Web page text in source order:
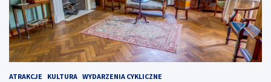
ATRAKCJE KULTURA WYDARZENIA CYKLICZNE